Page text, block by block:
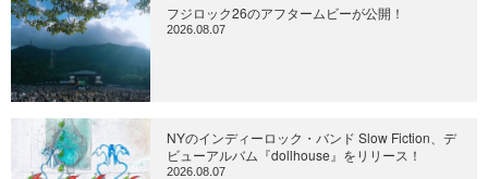
フジロック26のアフタームビーが公開！
2026.08.07
NYのインディーロック・バンド Slow Fiction、デ
ビューアルバム『dollhouse』をリリース！
2026.08.07